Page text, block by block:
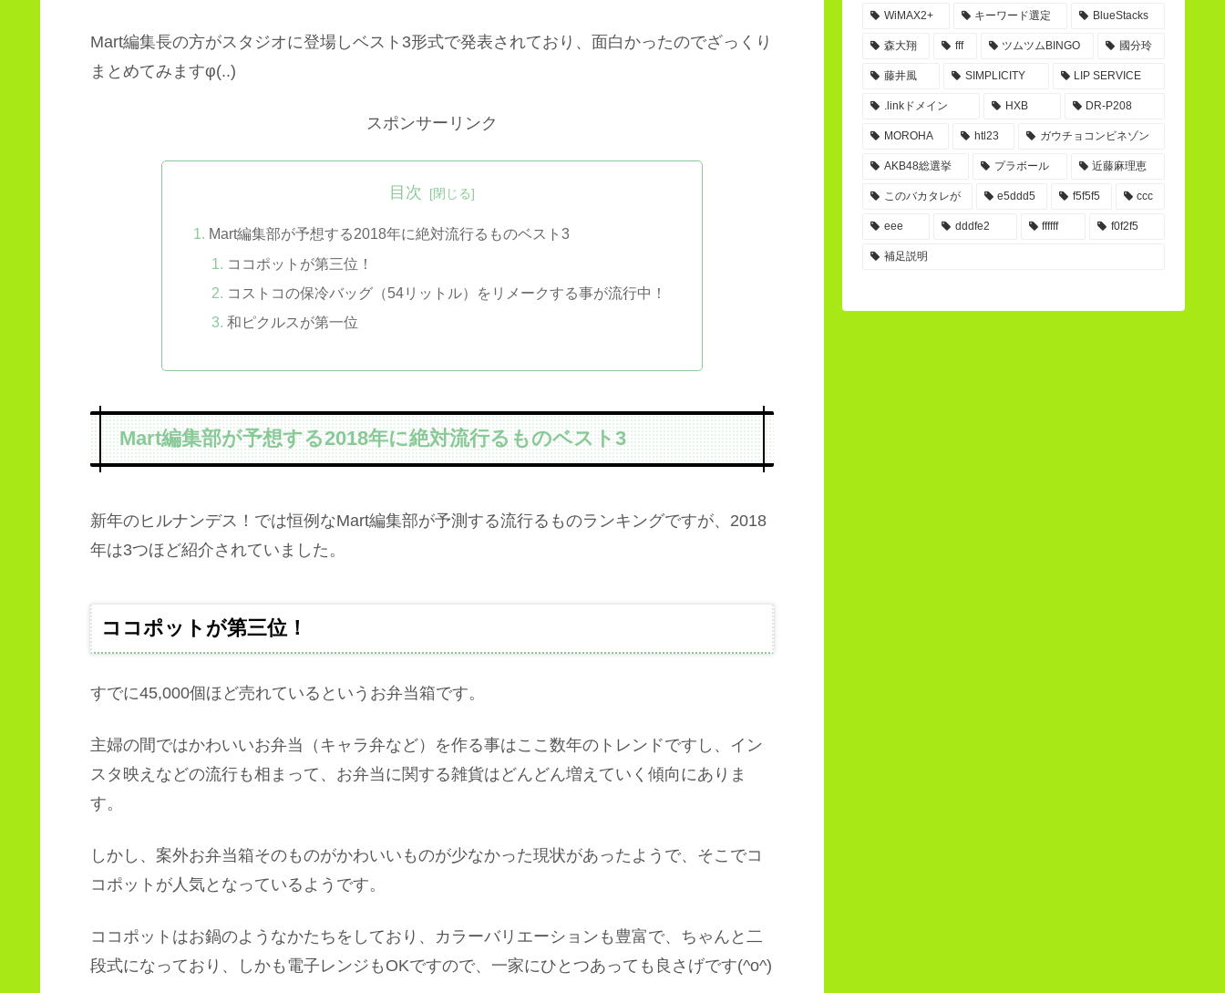
Mart編集長の方がスタジオに登場しベスト3形式で発表されており、面白かったのでざっくり
まとめてみますφ(..)
スポンサーリンク
目次
Mart編集部が予想する2018年に絶対流行るものベスト3
ココポットが第三位！
コストコの保冷バッグ（54リットル）をリメークする事が流行中！
和ピクルスが第一位
Mart編集部が予想する2018年に絶対流行るものベスト3
新年のヒルナンデス！では恒例なMart編集部が予測する流行るものランキングですが、2018
年は3つほど紹介されていました。
ココポットが第三位！
すでに45,000個ほど売れているというお弁当箱です。
主婦の間ではかわいいお弁当（キャラ弁など）を作る事はここ数年のトレンドですし、イン
スタ映えなどの流行も相まって、お弁当に関する雑貨はどんどん増えていく傾向にありま
す。
しかし、案外お弁当箱そのものがかわいいものが少なかった現状があったようで、そこでコ
コポットが人気となっているようです。
ココポットはお鍋のようなかたちをしており、カラーバリエーションも豊富で、ちゃんと二
段式になっており、しかも電子レンジもOKですので、一家にひとつあっても良さげです(^o^)
WiMAX2+ キーワード選定 BlueStacks
森大翔 fff ツムツムBINGO 國分玲
藤井風 SIMPLICITY LIP SERVICE
.linkドメイン HXB DR-P208
MOROHA htl23 ガウチョコンビネゾン
AKB48総選挙 プラボール 近藤麻理恵
このバカタレが e5ddd5 f5f5f5 ccc
eee dddfe2 ffffff f0f2f5
補足説明